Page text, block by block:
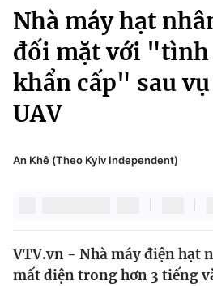
Chuyên mục
Chính trị
Xã hội
Tin tức
Kinh tế
Kinh tế
Thể thao
Truyền hình
Văn hóa - Giải trí
Đời sống
Giáo dục
Nhà máy hạt
đối mặt với "tình
khẩn cấp" sau
UAV
An Khê (Theo Kyiv Independent)
VTV.vn - Nhà máy điện hạt
mất điện trong hơn 3 tiếng